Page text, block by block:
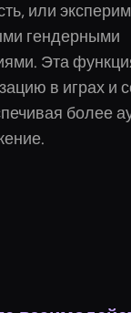
или
гендерными
Эта
в играх и
более